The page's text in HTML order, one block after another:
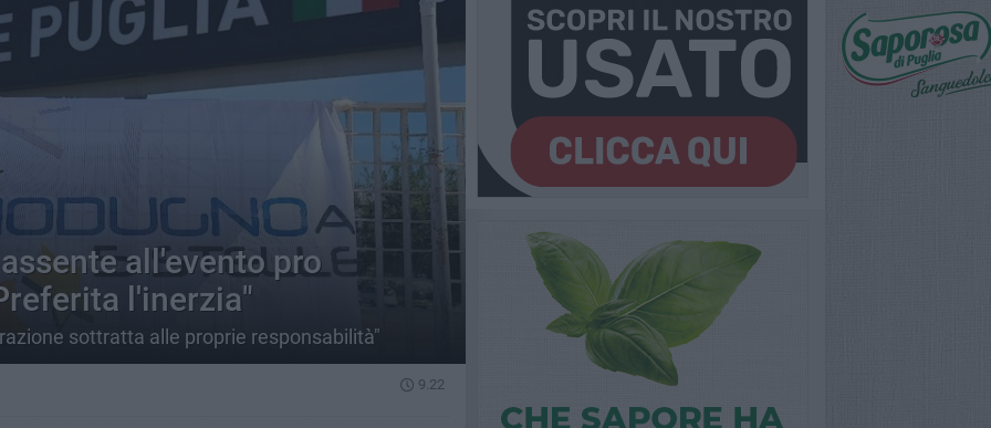
all'evento pro
l'inerzia"
sottratta alle proprie responsabilità"
9.22